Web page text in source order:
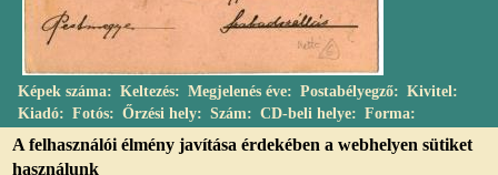
Képek száma Keltezés Megjelenés éve Postabélyegző Kivitel
Kiadó Fotós Őrzési hely Szám CD-beli helye Forma
A felhasználói élmény javítása érdekében a webhelyen sütiket
használunk